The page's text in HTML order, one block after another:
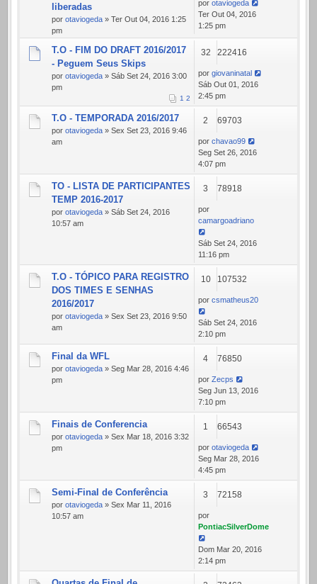
liberadas
por otaviogeda » Ter Out 04, 2016 1:25
pm
por otaviogeda
Ter Out 04, 2016
1:25 pm
T.O - FIM DO DRAFT 2016/2017
- Peguem Seus Skips
por otaviogeda » Sáb Set 24, 2016 3:00
pm
1 2
32 222416
por giovaninatal
Sáb Out 01, 2016
2:45 pm
T.O - TEMPORADA 2016/2017
por otaviogeda » Sex Set 23, 2016 9:46
am
2 69703
por chavao99
Seg Set 26, 2016
4:07 pm
TO - LISTA DE PARTICIPANTES
TEMP 2016-2017
por otaviogeda » Sáb Set 24, 2016
10:57 am
3 78918
por
camargoadriano
Sáb Set 24, 2016
11:16 pm
T.O - TÓPICO PARA REGISTRO
DOS TIMES E SENHAS
2016/2017
por otaviogeda » Sex Set 23, 2016 9:50
am
10 107532
por csmatheus20
Sáb Set 24, 2016
2:10 pm
Final da WFL
por otaviogeda » Seg Mar 28, 2016 4:46
pm
4 76850
por Zecps
Seg Jun 13, 2016
7:10 pm
Finais de Conferencia
por otaviogeda » Sex Mar 18, 2016 3:32
pm
1 66543
por otaviogeda
Seg Mar 28, 2016
4:45 pm
Semi-Final de Conferência
por otaviogeda » Sex Mar 11, 2016
10:57 am
3 72158
por
PontiacSilverDome
Dom Mar 20, 2016
2:14 pm